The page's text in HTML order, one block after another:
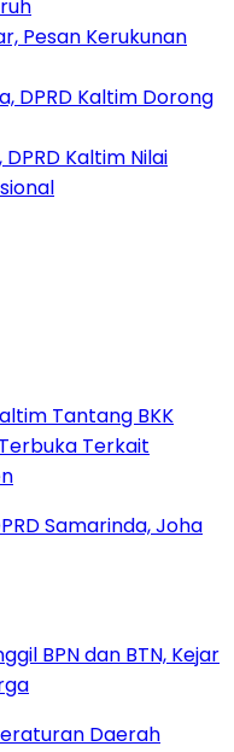
Pesan Kerukunan
DPRD Kaltim Dorong
Kaltim Nilai
Tantang BKK
Terkait
BPN dan BTN, Kejar